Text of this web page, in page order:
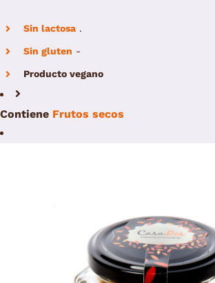
Sin lactosa.
Sin gluten -
Producto vegano
Contiene Frutos secos